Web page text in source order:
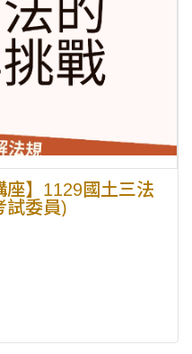
座】1129國土三法
試委員)